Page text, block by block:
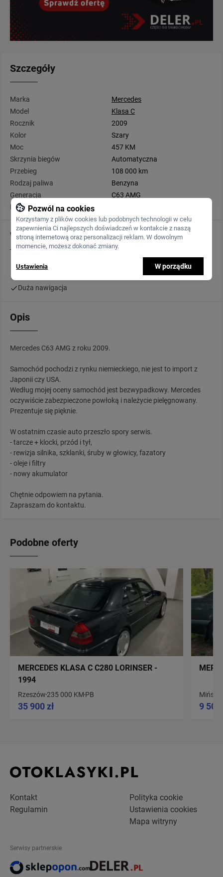
Szczegóły
Marka
Mercedes
Model
Klasa C
Rocznik
2009
Kolor
Szary
Moc
457 KM
Skrzynia biegów
Automatyczna
Przebieg
108 000 km
Rodzaj paliwa
Benzyna
Generacja
C63 AMG
Pojemność
Wyposażenie
Silnik M156
Duża nawigacja
Opis
Mercedes C63 AMG z roku 2009.
Samochód pochodzi z rynku niemieckiego, nie jest to import z
Japonii czy USA.
Według mojej oceny samochód jest bezwypadkowy. Mercedes
oczywiście zabezpieczone powłoką i należycie pielęgnowany.
Prezentuje się pięknie.
W ostatnim czasie auto przeszło spory serwis.
- tarcze + klocki, przód i tył,
- rewizja silnika, szklanki, śruby w głowicy, fazatory
- oleje i filtry
- nowy akumulator
Chętnie odpowiem na pytania.
Zapraszam do kontaktu.
Podobne oferty
MERCEDES KLASA C C280 LORINSER -
1994
Rzeszów235 000 KM PB
35 900 zł
Mińsk
9 500
Kontakt
Regulamin
Polityka cookie
Ustawienia cookies
Mapa witryny
Serwisy partnerskie
Pozwól na cookies
Korzystamy z plików cookies lub podobnych technologii w celu
zapewnienia Ci najlepszych doświadczeń w kontakcie z naszą
stroną internetową oraz personalizacji reklam. W dowolnym
momencie, możesz dokonać zmiany.
Ustawienia W porządku